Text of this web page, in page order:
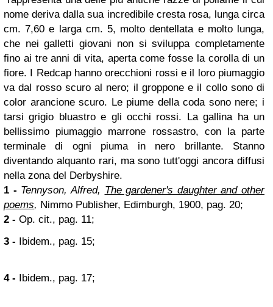
nome deriva dalla sua incredibile cresta rosa, lunga circa
cm. 7,60 e larga cm. 5, molto dentellata e molto lunga,
che nei galletti giovani non si sviluppa completamente
fino ai tre anni di vita, aperta come fosse la corolla di un
fiore. I Redcap hanno orecchioni rossi e il loro piumaggio
va dal rosso scuro al nero; il groppone e il collo sono di
color arancione scuro. Le piume della coda sono nere; i
tarsi grigio bluastro e gli occhi rossi. La gallina ha un
bellissimo piumaggio marrone rossastro, con la parte
terminale di ogni piuma in nero brillante. Stanno
diventando alquanto rari, ma sono tutt'oggi ancora diffusi
nella zona del Derbyshire.
1 - Tennyson, Alfred, The gardener's daughter and other
poems, Nimmo Publisher, Edimburgh, 1900, pag. 20;
2 - Op. cit., pag. 11;
3 - Ibidem., pag. 15;
4 - Ibidem., pag. 17;